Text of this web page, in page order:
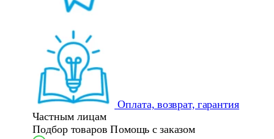
Оплата, возврат, гарантия
Частным лицам
Подбор товаров Помощь с заказом